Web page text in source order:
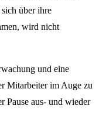
über ihre
wird nicht
und eine
Mitarbeiter im Auge zu
Pause aus- und wieder